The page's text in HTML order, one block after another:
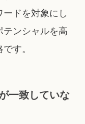
ドを対象にし
テンシャルを高
す。
一致していな